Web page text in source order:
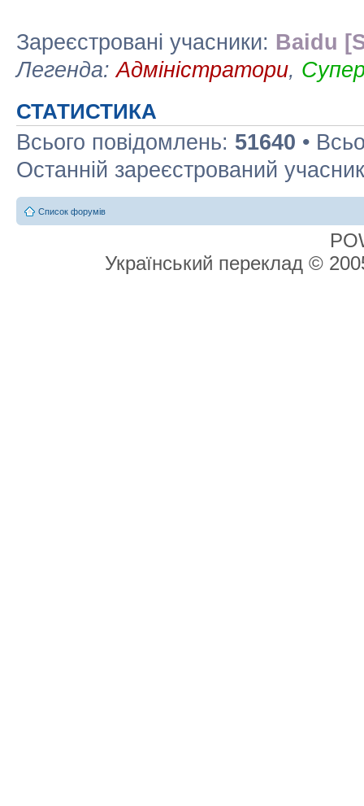
Зареєстровані учасники: Baidu
Легенда:Адміністратори,
СТАТИСТИКА
Всього повідомлень: 51640 •
Останній зареєстрований
Список форумів
Український переклад ©